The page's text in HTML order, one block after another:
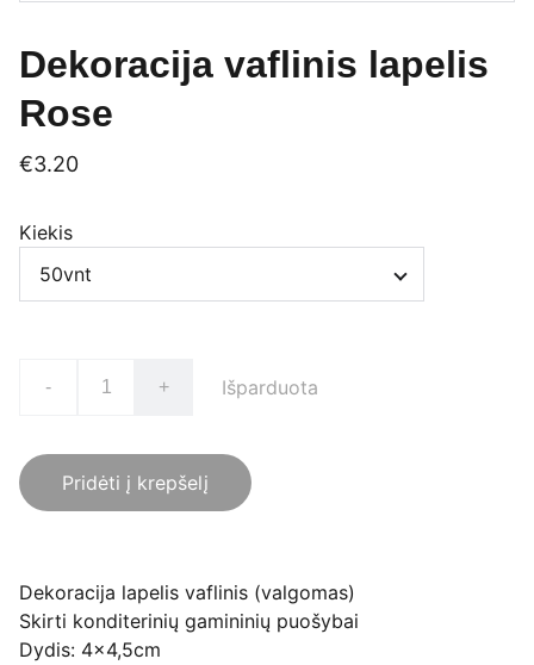
Dekoracija vaflinis lapelis
Rose
€3.20
Kiekis
- + Išparduota
Pridėti į krepšelį
Dekoracija lapelis vaflinis (valgomas)
Skirti konditerinių gamininių puošybai
Dydis: 4x4,5cm